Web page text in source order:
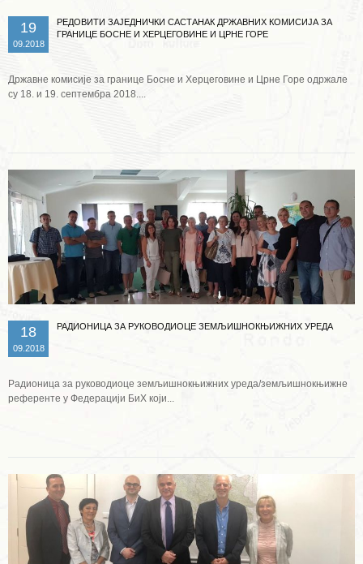
19
09.2018
РЕДОВИТИ ЗАЈЕДНИЧКИ САСТАНАК ДРЖАВНИХ КОМИСИЈА ЗА
ГРАНИЦЕ БОСНЕ И ХЕРЦЕГОВИНЕ И ЦРНЕ ГОРЕ
Државне комисије за границе Босне и Херцеговине и Црне Горе одржале
су 18. и 19. септембра 2018....
18
09.2018
РАДИОНИЦА ЗА РУКОВОДИОЦЕ ЗЕМЉИШНОКЊИЖНИХ УРЕДА
Радионица за руководиоце земљишнокњижних уреда/земљишнокњижне
референте у Федерацији БиХ који...